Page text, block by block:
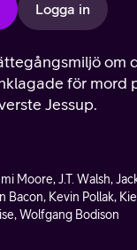
Logga in
om
för mord
Jessup.
Moore, J.T. Walsh,
Bacon, Kevin Pollak,
Wolfgang Bodison